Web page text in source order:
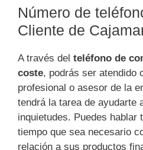
Número de
Cliente de
A través del teléfono de
coste, podrás ser atendido
profesional o asesor de la
tendrá la tarea de ayudarte
inquietudes. Puedes hablar
tiempo que sea necesario
relación a sus productos